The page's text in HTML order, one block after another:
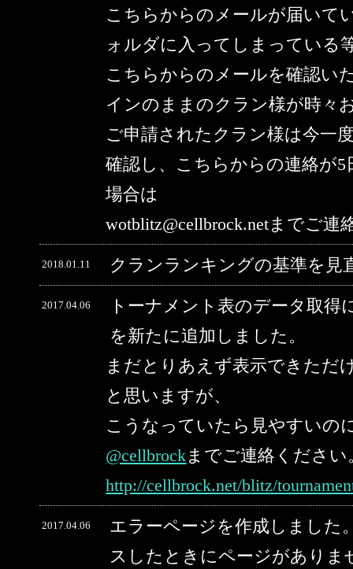
こちらからのメールが届いて
ォルダに入ってしまっている
こちらからのメールを確認い
インのままのクラン様が時々
ご申請されたクラン様は今一
確認し、こちらからの連絡が
場合は
wotblitz@cellbrock.netまでご連
2018.01.11 クランランキングの基準を見
2017.04.06
トーナメント表のデータ取
を新たに追加しました。
まだとりあえず表示できただ
と思いますが、
こうなっていたら見やすいの
@cellbrockまでご連絡ください
http://cellbrock.net/blitz/
2017.04.06
エラーページを作成しました
スしたときにページがありま